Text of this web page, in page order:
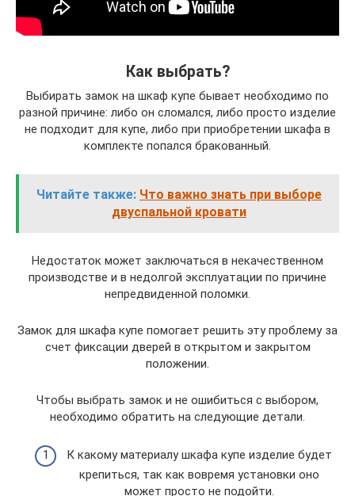
Как выбрать?
Выбирать замок на шкаф купе бывает необходимо по
разной причине: либо он сломался, либо просто изделие
не подходит для купе, либо при приобретении шкафа в
комплекте попался бракованный.
Читайте также: Что важно знать при выборе
двуспальной кровати
Недостаток может заключаться в некачественном
производстве и в недолгой эксплуатации по причине
непредвиденной поломки.
Замок для шкафа купе помогает решить эту проблему за
счет фиксации дверей в открытом и закрытом
положении.
Чтобы выбрать замок и не ошибиться с выбором,
необходимо обратить на следующие детали.
К какому материалу шкафа купе изделие будет
крепиться, так как вовремя установки оно
может просто не подойти.